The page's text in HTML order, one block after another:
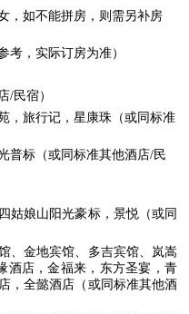
，如不能拼房，则需另补房
考，实际订房为准）
/民宿）
，旅行记，星康珠（或同标准
普标（或同标准其他酒店/民
姑娘山阳光豪标，景悦（或同
、金地宾馆、多吉宾馆、岚嵩
酒店，金福来，东方圣宴，青
，全懿酒店（或同标准其他酒